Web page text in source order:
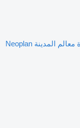
حافلة لمشاهدة معالم المدينة Neoplan